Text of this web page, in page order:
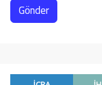
Gönder